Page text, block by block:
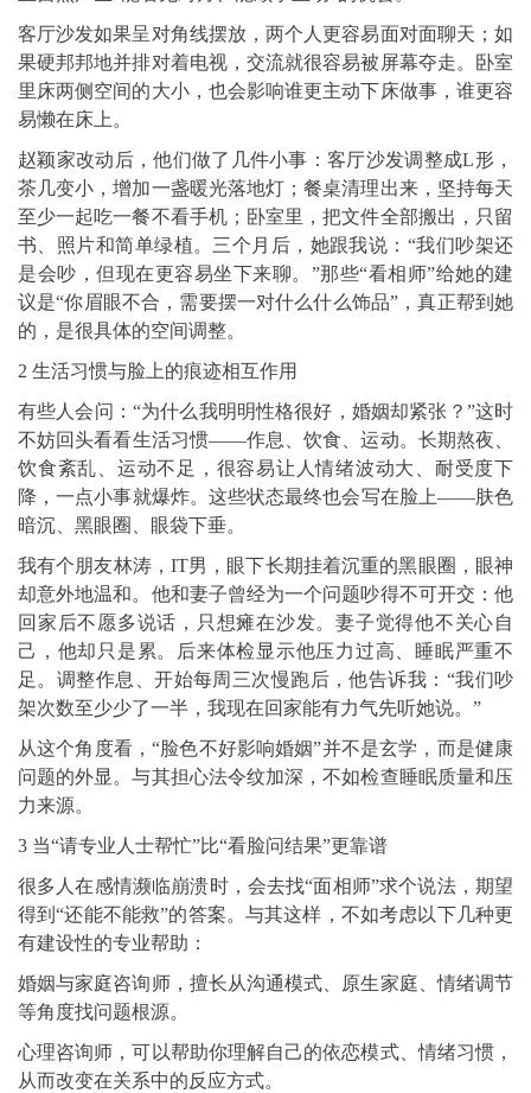
客厅沙发如果呈对角线摆放，两个人更容易面对面聊天；如
果硬邦邦地并排对着电视，交流就很容易被屏幕夺走。卧室
里床两侧空间的大小，也会影响谁更主动下床做事，谁更容
易懒在床上。
赵颖家改动后，他们做了几件小事：客厅沙发调整成L形，
茶几变小，增加一盏暖光落地灯；餐桌清理出来，坚持每天
至少一起吃一餐不看手机；卧室里，把文件全部搬出，只留
书、照片和简单绿植。三个月后，她跟我说：“我们吵架还
是会吵，但现在更容易坐下来聊。”那些“看相师”给她的建
议是“你眉眼不合，需要摆一对什么什么饰品”，真正帮到她
的，是很具体的空间调整。
2 生活习惯与脸上的痕迹相互作用
有些人会问：“为什么我明明性格很好，婚姻却紧张？”这时
不妨回头看看生活习惯——作息、饮食、运动。长期熬夜、
饮食紊乱、运动不足，很容易让人情绪波动大、耐受度下
降，一点小事就爆炸。这些状态最终也会写在脸上——肤色
暗沉、黑眼圈、眼袋下垂。
我有个朋友林涛，IT男，眼下长期挂着沉重的黑眼圈，眼神
却意外地温和。他和妻子曾经为一个问题吵得不可开交：他
回家后不愿多说话，只想瘫在沙发。妻子觉得他不关心自
己，他却只是累。后来体检显示他压力过高、睡眠严重不
足。调整作息、开始每周三次慢跑后，他告诉我：“我们吵
架次数至少少了一半，我现在回家能有力气先听她说。”
从这个角度看，“脸色不好影响婚姻”并不是玄学，而是健康
问题的外显。与其担心法令纹加深，不如检查睡眠质量和压
力来源。
3 当“请专业人士帮忙”比“看脸问结果”更靠谱
很多人在感情濒临崩溃时，会去找“面相师”求个说法，期望
得到“还能不能救”的答案。与其这样，不如考虑以下几种更
有建设性的专业帮助：
婚姻与家庭咨询师，擅长从沟通模式、原生家庭、情绪调节
等角度找问题根源。
心理咨询师，可以帮助你理解自己的依恋模式、情绪习惯，
从而改变在关系中的反应方式。